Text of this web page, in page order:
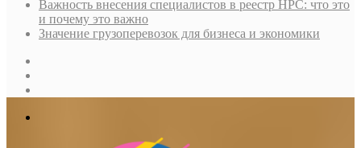
Важность внесения специалистов в реестр НРС: что это
и почему это важно
Значение грузоперевозок для бизнеса и экономики